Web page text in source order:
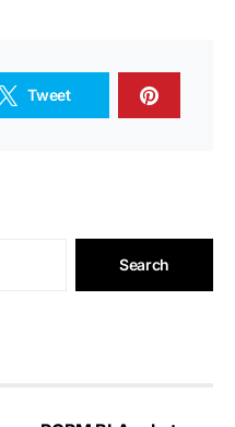
Tweet
Search